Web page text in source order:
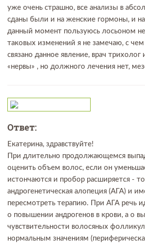
уже очень страшно, все анализы в
сданы были и на женские гормоны, и
данный момент пользуюсь лосьоном
таковых изменений я не замечаю, с
связано данное явление, врач трихолог
«нервы» , но должного лечения нет,
Ответ:
Екатерина, здравствуйте!
При длительно продолжающемся
оценить объем волос, если он
истончаются и пробор расширяется -
андрогенетическая алопеция (АГА) и
пересмотреть терапию. При АГА речь
о повышении андрогенов в крови, а о
чувствительности волосяных
нормальным значениям